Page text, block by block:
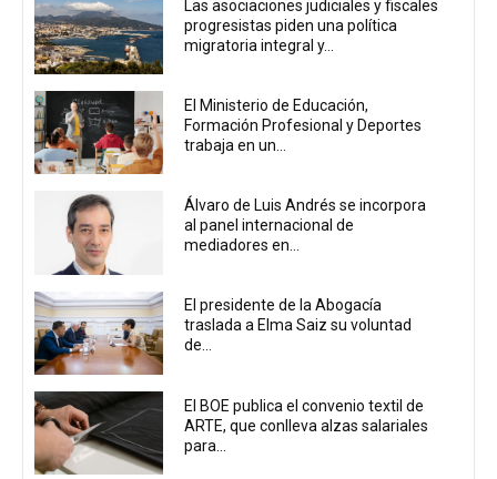
Las asociaciones judiciales y fiscales
progresistas piden una política
migratoria integral y...
El Ministerio de Educación,
Formación Profesional y Deportes
trabaja en un...
Álvaro de Luis Andrés se incorpora
al panel internacional de
mediadores en...
El presidente de la Abogacía
traslada a Elma Saiz su voluntad
de...
El BOE publica el convenio textil de
ARTE, que conlleva alzas salariales
para...